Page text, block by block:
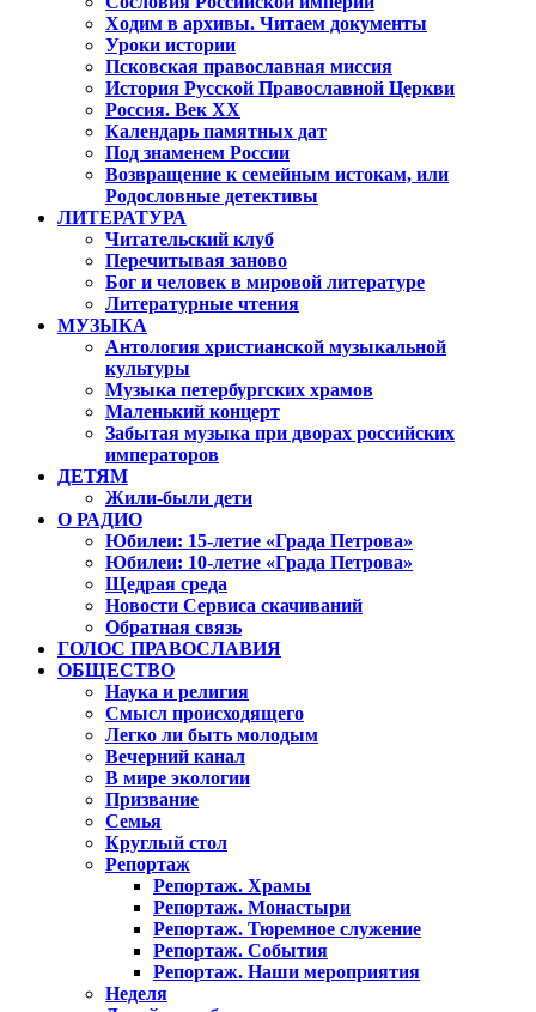
Ходим в архивы. Читаем документы
Уроки истории
Псковская православная миссия
История Русской Православной Церкви
Россия. Век ХХ
Календарь памятных дат
Под знаменем России
Возвращение к семейным истокам, или
Родословные детективы
ЛИТЕРАТУРА
Читательский клуб
Перечитывая заново
Бог и человек в мировой литературе
Литературные чтения
МУЗЫКА
Антология христианской музыкальной
культуры
Музыка петербургских храмов
Маленький концерт
Забытая музыка при дворах российских
императоров
ДЕТЯМ
Жили-были дети
О РАДИО
Юбилеи: 15-летие «Града Петрова»
Юбилеи: 10-летие «Града Петрова»
Щедрая среда
Новости Сервиса скачиваний
Обратная связь
ГОЛОС ПРАВОСЛАВИЯ
ОБЩЕСТВО
Наука и религия
Смысл происходящего
Легко ли быть молодым
Вечерний канал
В мире экологии
Призвание
Семья
Круглый стол
Репортаж
Репортаж. Храмы
Репортаж. Монастыри
Репортаж. Тюремное служение
Репортаж. События
Репортаж. Наши мероприятия
Неделя